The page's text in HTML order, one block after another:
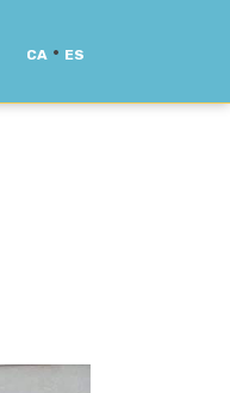
CA · ES